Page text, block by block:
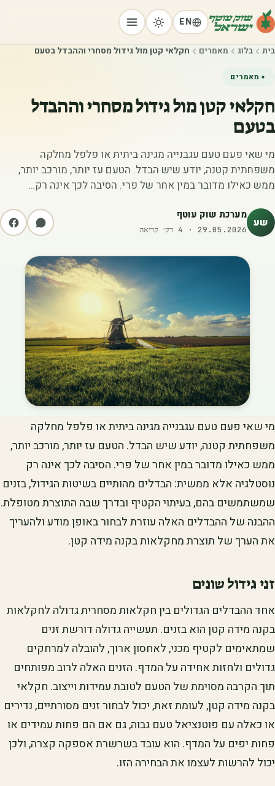
EN
בית בלוג מאמרים חקלאי קטן מול גידול מסחרי וההבדל בטעם
מאמרים
חקלאי קטן מול גידול מסחרי וההבדל
בטעם
מי שאי פעם טעם עגבנייה מגינה ביתית או פלפל מחלקה
משפחתית קטנה, יודע שיש הבדל. הטעם עז יותר, מורכב יותר,
ממש כאילו מדובר במין אחר של פרי. הסיבה לכך אינה רק…
שע מערכת שוק עוטף
29.05.2026
·
4 דק׳ קריאה
מי שאי פעם טעם עגבנייה מגינה ביתית או פלפל מחלקה
משפחתית קטנה, יודע שיש הבדל. הטעם עז יותר, מורכב יותר,
ממש כאילו מדובר במין אחר של פרי. הסיבה לכך אינה רק
נוסטלגיה אלא ממשית: הבדלים מהותיים בשיטות הגידול, בזנים
שמשתמשים בהם, בעיתוי הקטיף ובדרך שבה התוצרת מטופלת.
ההבנה של ההבדלים האלה עוזרת לבחור באופן מודע ולהעריך
את הערך של תוצרת מחקלאות בקנה מידה קטן.
זני גידול שונים
אחד ההבדלים הגדולים בין חקלאות מסחרית גדולה לחקלאות
בקנה מידה קטן הוא בזנים. תעשייה גדולה דורשת זנים
שמתאימים לקטיף מכני, לאחסון ארוך, להובלה למרחקים
גדולים ולחזות אחידה על המדף. הזנים האלה לרוב מפותחים
תוך הקרבה מסוימת של הטעם לטובת עמידות וייצוב. חקלאי
בקנה מידה קטן, לעומת זאת, יכול לבחור זנים מסורתיים, נדירים
או כאלה עם פוטנציאל טעם גבוה, גם אם הם פחות עמידים או
פחות יפים על המדף. הוא עובד בשרשרת אספקה קצרה, ולכן
יכול להרשות לעצמו את הבחירה הזו.